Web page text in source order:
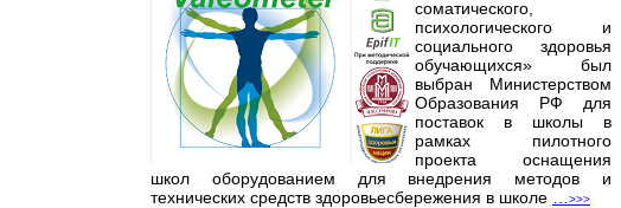
соматического,
психологического и
социального здоровья
обучающихся» был
выбран Министерством
Образования РФ для
поставок в школы в
рамках пилотного
проекта оснащения
школ оборудованием для внедрения методов и
технических средств здоровьесбережения в школе
>>>